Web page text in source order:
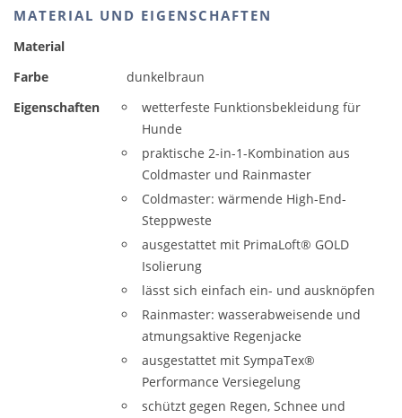
MATERIAL UND EIGENSCHAFTEN
Material
Farbe
dunkelbraun
Eigenschaften
wetterfeste Funktionsbekleidung für
Hunde
praktische 2-in-1-Kombination aus
Coldmaster und Rainmaster
Coldmaster: wärmende High-End-
Steppweste
ausgestattet mit PrimaLoft® GOLD
Isolierung
lässt sich einfach ein- und ausknöpfen
Rainmaster: wasserabweisende und
atmungsaktive Regenjacke
ausgestattet mit SympaTex®
Performance Versiegelung
schützt gegen Regen, Schnee und